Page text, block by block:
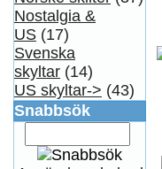
Nostalgia &
US (17)
Svenska
skyltar (14)
US skyltar-> (43)
Snabbsök